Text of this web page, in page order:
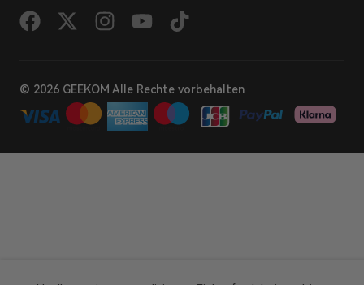
© 2026 GEEKOM Alle Rechte vorbehalten